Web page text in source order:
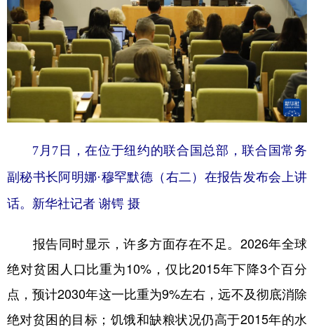
地方频道
北京 天津 河北 山西
辽宁 吉林 上海 江苏
浙江 安徽 福建 江西
山东 河南 湖北 湖南
广东 广西 海南 重庆
四川 贵州
新疆 内蒙古 黑龙江
多语种频道
7月7日，在位于纽约的联合国总部，联合国常务
副秘书长阿明娜·穆罕默德（右二）在报告发布会上讲
话。 新华社记者 谢锷 摄
报告同时显示，许多方面存在不足。2026年全球
绝对贫困人口比重为10%，仅比2015年下降3个百分
点，预计2030年这一比重为9%左右，远不及彻底消除
绝对贫困的目标；饥饿和缺粮状况仍高于2015年的水